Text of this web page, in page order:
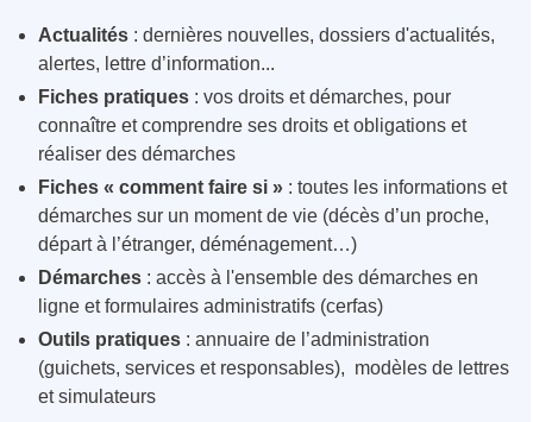
Actualités : dernières nouvelles, dossiers d'actualités,
alertes, lettre d’information...
Fiches pratiques : vos droits et démarches, pour
connaître et comprendre ses droits et obligations et
réaliser des démarches
Fiches « comment faire si » : toutes les informations et
démarches sur un moment de vie (décès d’un proche,
départ à l’étranger, déménagement…)
Démarches : accès à l'ensemble des démarches en
ligne et formulaires administratifs (cerfas)
Outils pratiques : annuaire de l’administration
(guichets, services et responsables), modèles de lettres
et simulateurs